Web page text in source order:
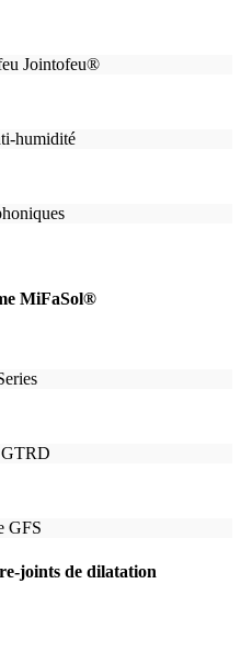
Jointofeu®
humidité
MiFaSol®
GFS
joints de dilatation